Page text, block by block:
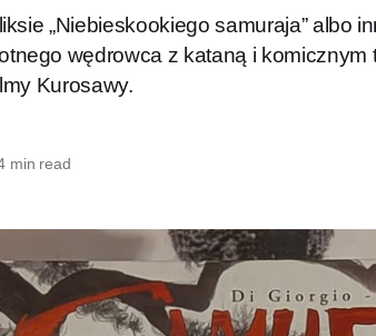
„Niebieskookiego samuraja” albo
wędrowca z kataną i komicznym
Kurosawy.
min read